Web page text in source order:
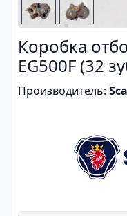
Коробка
EG500F (32
У)
Производитель: